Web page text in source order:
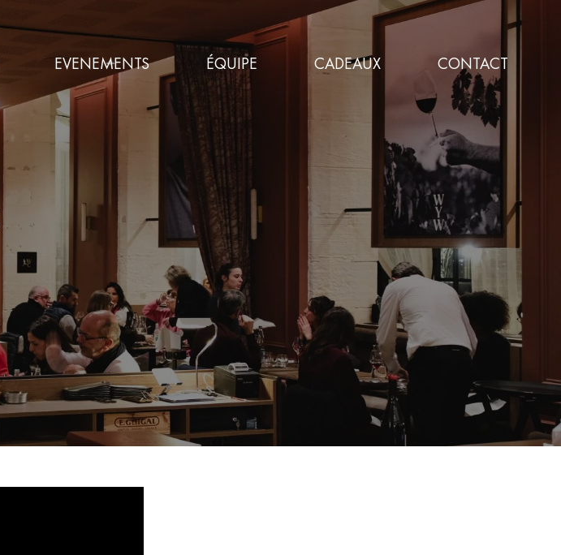
EVENEMENTS ÉQUIPE CADEAUX CONTACT